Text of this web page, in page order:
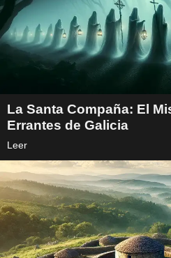
La Santa Compaña: El
Errantes de Galicia
Leer